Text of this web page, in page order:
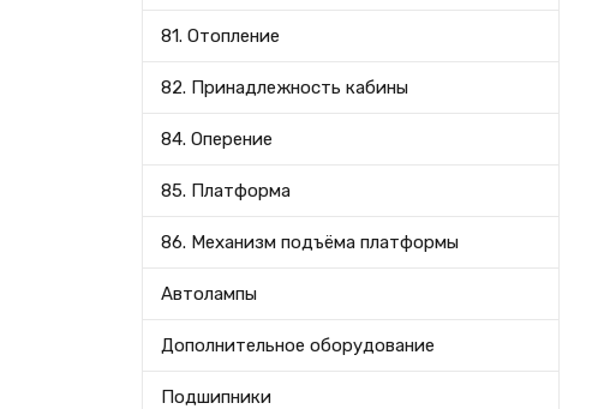
81. Отопление
82. Принадлежность кабины
84. Оперение
85. Платформа
86. Механизм подъёма платформы
Автолампы
Дополнительное оборудование
Подшипники